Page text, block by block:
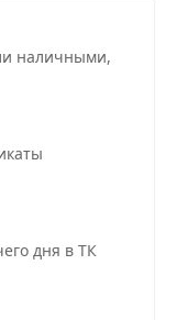
наличными,
дня в ТК